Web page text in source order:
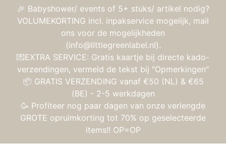
🎉 Babyshower/ events of 5+ stuks/ artikel nodig?
VOLUMEKORTING incl. inpakservice mogelijk, mail
ons voor de mogelijkheden
(info@littlegreenlabel.nl).
💌EXTRA SERVICE: Gratis kaartje bij directe kado-
verzendingen, vermeld de tekst bij "Opmerkingen"
📦 GRATIS VERZENDING vanaf €50 (NL) & €65
(BE) - 2-5 werkdagen
🥳 Profiteer nog paar dagen van onze verlengde
GROTE opruimkorting tot 70% op geselecteerde
items!! OP=OP